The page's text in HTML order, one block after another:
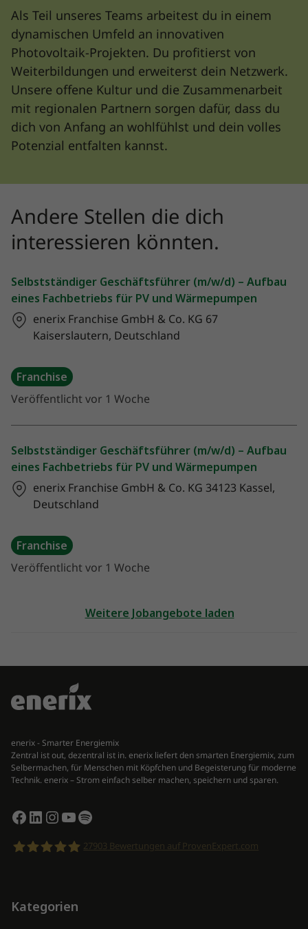
Als Teil unseres Teams arbeitest du in einem
dynamischen Umfeld an innovativen
Photovoltaik-Projekten. Du profitierst von
Weiterbildungen und erweiterst dein Netzwerk.
Unsere offene Kultur und die Zusammenarbeit
mit regionalen Partnern sorgen dafür, dass du
dich von Anfang an wohlfühlst und dein volles
Potenzial entfalten kannst.
Andere Stellen die dich
interessieren könnten.
Selbstständiger Geschäftsführer (m/w/d) – Aufbau
eines Fachbetriebs für PV und Wärmepumpen
enerix Franchise GmbH & Co. KG 67
Kaiserslautern, Deutschland
Franchise
Veröffentlicht vor 1 Woche
Selbstständiger Geschäftsführer (m/w/d) – Aufbau
eines Fachbetriebs für PV und Wärmepumpen
enerix Franchise GmbH & Co. KG 34123 Kassel,
Deutschland
Franchise
Veröffentlicht vor 1 Woche
Weitere Jobangebote laden
enerix - Smarter Energiemix
Zentral ist out, dezentral ist in. enerix liefert den smarten Energiemix, zum
Selbermachen, für Menschen mit Köpfchen und Begeisterung für moderne
Technik. enerix – Strom einfach selber machen, speichern und sparen.
Facebook
LinkedIn
Instagram
YouTube
Spotify
27903Bewertungen auf ProvenExpert.com
Kategorien